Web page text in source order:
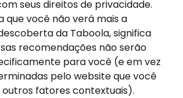
seus direitos de privacidade.
que você não verá mais a
da Taboola, significa
recomendações não serão
para você (e em vez
pelo website que você
fatores contextuais).